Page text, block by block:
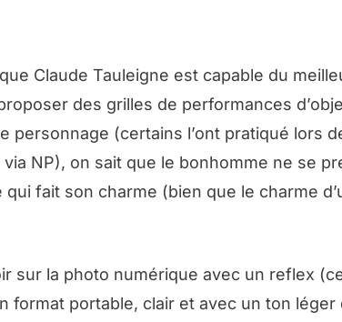
Claude Tauleigne est capable du
des grilles de performances
personnage (certains l’ont pratiqué lors
NP), on sait que le bonhomme ne se
fait son charme (bien que le charme
sur la photo numérique avec un reflex
format portable, clair et avec un ton léger